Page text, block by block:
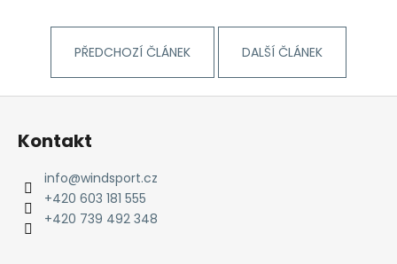
PŘEDCHOZÍ ČLÁNEK DALŠÍ ČLÁNEK
č
j
e
e
Kontakt
info@windsport.cz
+420 603 181 555
+420 739 492 348